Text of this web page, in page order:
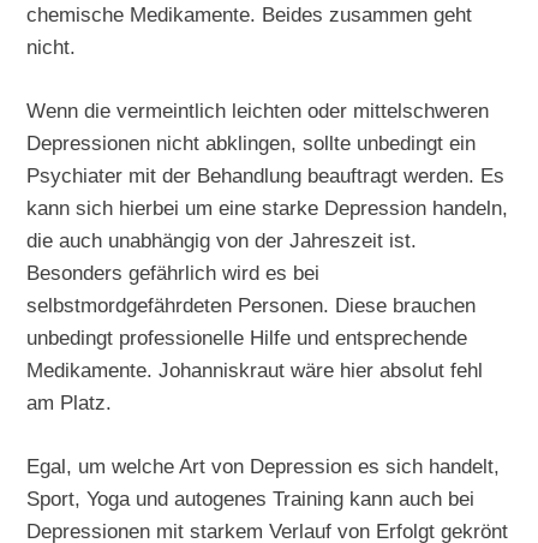
chemische Medikamente. Beides zusammen geht
nicht.
Wenn die vermeintlich leichten oder mittelschweren
Depressionen nicht abklingen, sollte unbedingt ein
Psychiater mit der Behandlung beauftragt werden. Es
kann sich hierbei um eine starke Depression handeln,
die auch unabhängig von der Jahreszeit ist.
Besonders gefährlich wird es bei
selbstmordgefährdeten Personen. Diese brauchen
unbedingt professionelle Hilfe und entsprechende
Medikamente. Johanniskraut wäre hier absolut fehl
am Platz.
Egal, um welche Art von Depression es sich handelt,
Sport, Yoga und autogenes Training kann auch bei
Depressionen mit starkem Verlauf von Erfolgt gekrönt